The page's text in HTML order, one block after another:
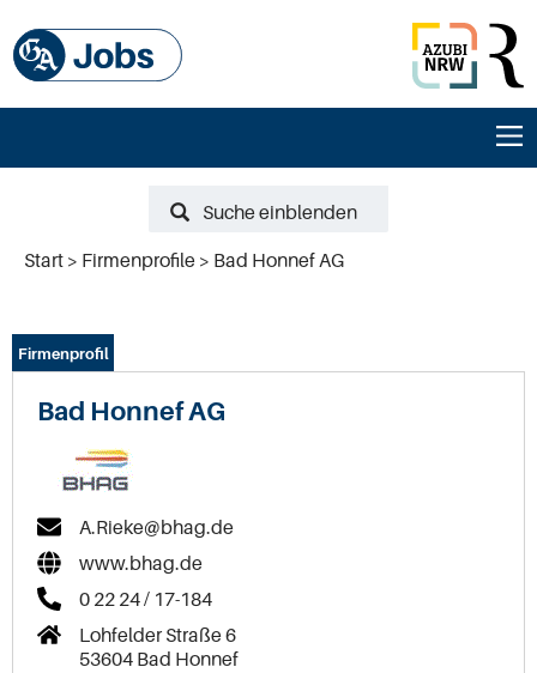
Suche einblenden
Start
Firmenprofile Bad Honnef AG
Firmenprofil
Bad Honnef AG
A.Rieke@bhag.de
www.bhag.de
0 22 24 / 17-184
Lohfelder Straße 6
53604 Bad Honnef